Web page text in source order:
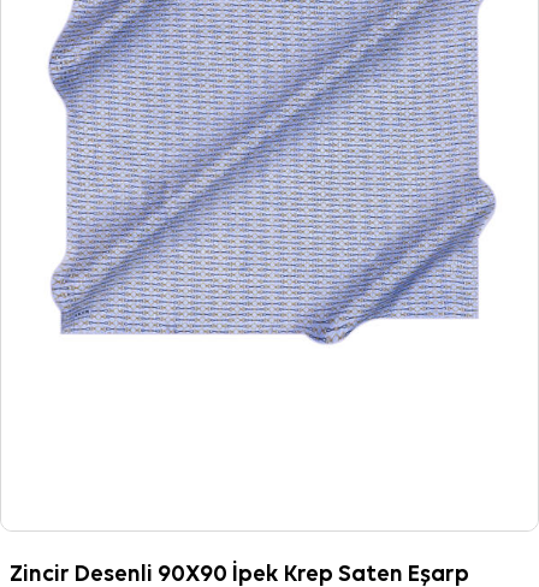
Zincir Desenli 90X90 İpek Krep Saten Eşarp